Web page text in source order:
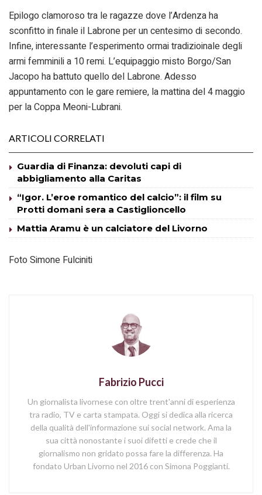
Epilogo clamoroso tra le ragazze dove l’Ardenza ha
sconfitto in finale il Labrone per un centesimo di secondo.
Infine, interessante l’esperimento ormai tradizioinale degli
armi femminili a 10 remi. L’equipaggio misto Borgo/San
Jacopo ha battuto quello del Labrone. Adesso
appuntamento con le gare remiere, la mattina del 4 maggio
per la Coppa Meoni-Lubrani.
ARTICOLI CORRELATI
Guardia di Finanza: devoluti capi di
abbigliamento alla Caritas
“Igor. L’eroe romantico del calcio”: il film su
Protti domani sera a Castiglioncello
Mattia Aramu è un calciatore del Livorno
Foto Simone Fulciniti
Fabrizio Pucci
Un giornalista livornese con oltre trent'anni di esperienza
tra radio, TV e carta stampata. Oggi si dedica alla ricerca
della qualità dell'informazione sui social network. Ama la
sua città nonostante i suoi difetti e crede che il
giornalismo non gridato possa fare la differenza. Ha
fondato Urban Livorno nel 2016 con Simona Poggianti.